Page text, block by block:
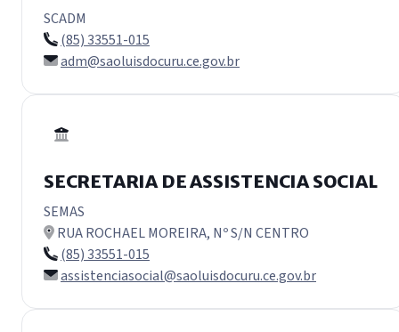
SCADM
(85) 33551-015
adm@saoluisdocuru.ce.gov.br
SECRETARIA DE ASSISTENCIA SOCIAL
SEMAS
RUA ROCHAEL MOREIRA, Nº S/N CENTRO
(85) 33551-015
assistenciasocial@saoluisdocuru.ce.gov.br